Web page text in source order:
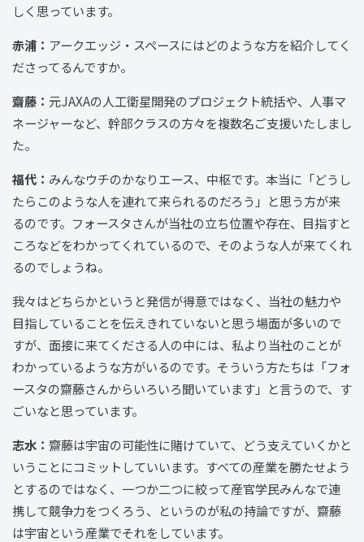
しく思っています。
赤浦： アークエッジ・スペースにはどのような方を紹介してく
ださってるんですか。
齋藤： 元JAXAの人工衛星開発のプロジェクト統括や、人事マ
ネージャーなど、幹部クラスの方々を複数名ご支援いたしまし
た。
福代： みんなウチのかなりエース、中枢です。本当に「どうし
たらこのような人を連れて来られるのだろう」と思う方が来
るのです。フォースタさんが当社の立ち位置や存在、目指すと
ころなどをわかってくれているので、そのような人が来てくれ
るのでしょうね。
我々はどちらかというと発信が得意ではなく、当社の魅力や
目指していることを伝えきれていないと思う場面が多いので
すが、面接に来てくださる人の中には、私より当社のことが
わかっているような方がいるのです。そういう方たちは「フォ
ースタの齋藤さんからいろいろ聞いています」と言うので、す
ごいなと思っています。
志水： 齋藤は宇宙の可能性に賭けていて、どう支えていくかと
いうことにコミットしていいます。すべての産業を勝たせよう
とするのではなく、一つか二つに絞って産官学民みんなで連
携して競争力をつくろう、というのが私の持論ですが、齋藤
は宇宙という産業でそれをしています。